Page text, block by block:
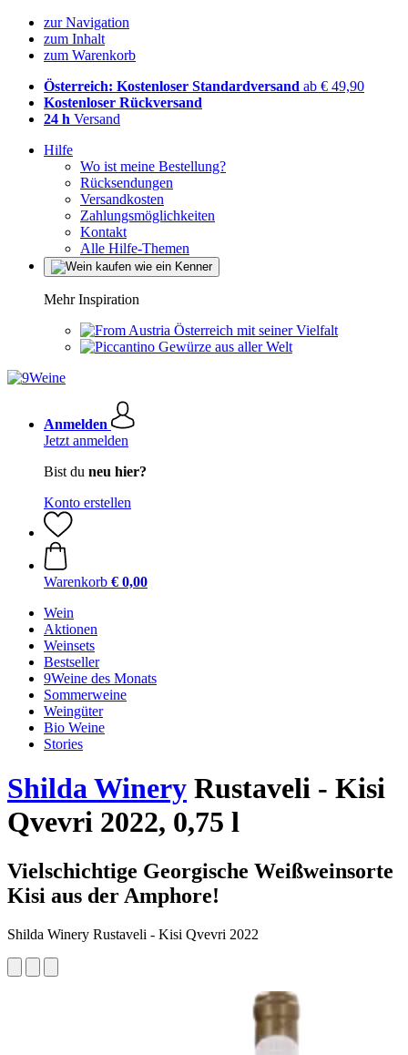
zur Navigation
zum Inhalt
zum Warenkorb
Österreich: Kostenloser Standardversand ab € 49,90
Kostenloser Rückversand
24 h Versand
Hilfe
Wo ist meine Bestellung?
Rücksendungen
Versandkosten
Zahlungsmöglichkeiten
Kontakt
Alle Hilfe-Themen
Mehr Inspiration
Österreich mit seiner Vielfalt
Gewürze aus aller Welt
Anmelden
Jetzt anmelden
Bist du neu hier?
Konto erstellen
Warenkorb € 0,00
Wein
Aktionen
Weinsets
Bestseller
9Weine des Monats
Sommerweine
Weingüter
Bio Weine
Stories
Shilda Winery Rustaveli - Kisi
Qvevri 2022, 0,75 l
Vielschichtige Georgische Weißweinsorte
Kisi aus der Amphore!
Shilda Winery Rustaveli - Kisi Qvevri 2022